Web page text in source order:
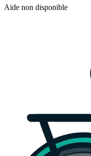
Aide non disponible